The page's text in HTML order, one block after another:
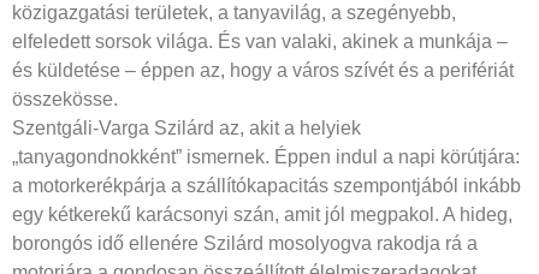
közigazgatási területek, a tanyavilág, a szegényebb,
elfeledett sorsok világa. És van valaki, akinek a munkája –
és küldetése – éppen az, hogy a város szívét és a perifériát
összekösse.
Szentgáli-Varga Szilárd az, akit a helyiek
„tanyagondnokként” ismernek. Éppen indul a napi körútjára:
a motorkerékpárja a szállítókapacitás szempontjából inkább
egy kétkerekű karácsonyi szán, amit jól megpakol. A hideg,
borongós idő ellenére Szilárd mosolyogva rakodja rá a